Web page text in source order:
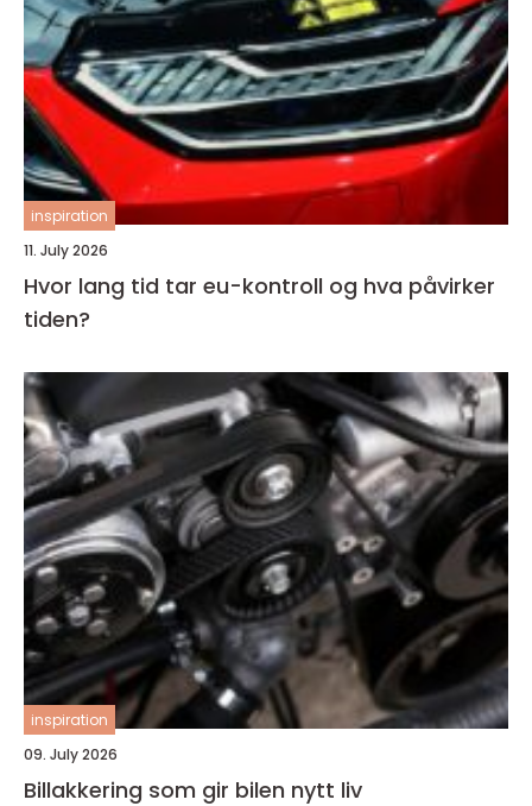
inspiration
11. July 2026
Hvor lang tid tar eu-kontroll og hva påvirker
tiden?
inspiration
09. July 2026
Billakkering som gir bilen nytt liv